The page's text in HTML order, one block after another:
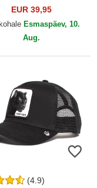
The Farm
Bros.
EUR 39,95
Esmaspäev, 10.
Aug.
(4.9)